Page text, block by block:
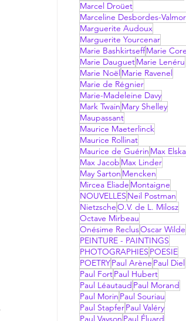
Marcel Droüet
Marceline Desbordes-
Marguerite Audoux
Marguerite Yourcenar
Marie BashkirtseffMarie
Marie DauguetMarie Lenéru
Marie Noël Marie Ravenel
Marie de Régnier
Marie-Madeleine Davy
Mark Twain Mary Shelley
Maupassant
Maurice Maeterlinck
Maurice Rollinat
Maurice de Guérin Max
Max Jacob Max Linder
May Sarton Mencken
Mircea Eliade Montaigne
NOUVELLES Neil Postman
NietzscheO.V. de L. Milosz
Octave Mirbeau
Onésime ReclusOscar Wilde
PEINTURE - PAINTINGS
PHOTOGRAPHIES POESIE
POETRYPaul Arène Paul Diel
Paul FortPaul Hubert
Paul Léautaud Paul Morand
Paul Morin Paul Souriau
Paul StapferPaul Valéry